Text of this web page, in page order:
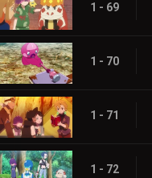
1 - 69
1 - 70
1 - 71
1 - 72